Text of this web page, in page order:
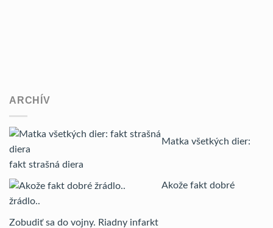
ARCHÍV
Matka všetkých dier:
fakt strašná diera
Akože fakt dobré
žrádlo..
Zobudiť sa do vojny. Riadny infarkt